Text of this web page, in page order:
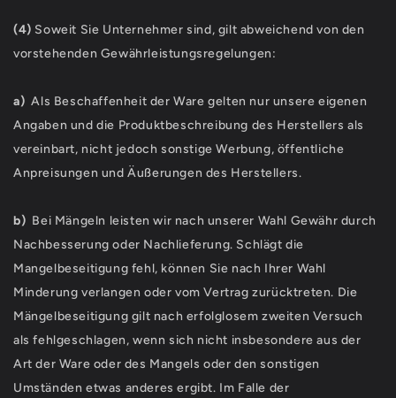
(4) Soweit Sie Unternehmer sind, gilt abweichend von den
vorstehenden Gewährleistungsregelungen:
a)Als Beschaffenheit der Ware gelten nur unsere eigenen
Angaben und die Produktbeschreibung des Herstellers als
vereinbart, nicht jedoch sonstige Werbung, öffentliche
Anpreisungen und Äußerungen des Herstellers.
b) Bei Mängeln leisten wir nach unserer Wahl Gewähr durch
Nachbesserung oder Nachlieferung. Schlägt die
Mangelbeseitigung fehl, können Sie nach Ihrer Wahl
Minderung verlangen oder vom Vertrag zurücktreten. Die
Mängelbeseitigung gilt nach erfolglosem zweiten Versuch
als fehlgeschlagen, wenn sich nicht insbesondere aus der
Art der Ware oder des Mangels oder den sonstigen
Umständen etwas anderes ergibt. Im Falle der